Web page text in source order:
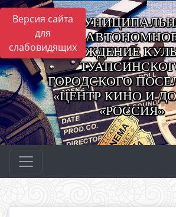
Версия сайта
для
слабовидящихУЧРЕЖДЕНИЕ
ГОРОДСКОГО
«ЦЕНТР КИНО И
«РОССИЯ»